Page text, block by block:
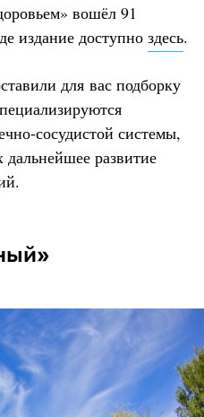
вошёл 91
издание доступно здесь.
для вас подборку
сосудистой системы,
дальнейшее развитие